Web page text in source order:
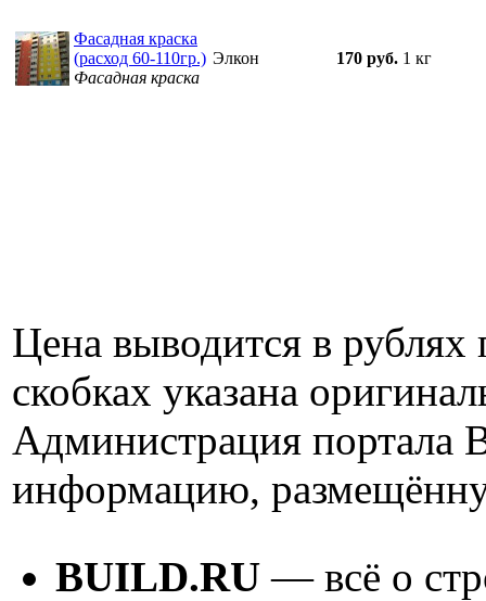
Фасадная краска
(расход 60-110гр.)
Фасадная краска
Элкон 170 руб. 1 кг
Цена выводится в
скобках указана
Администрация портала
информацию,
BUILD.RU — всё о